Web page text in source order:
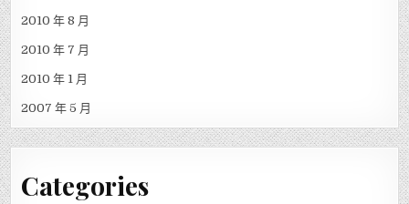
2010 年 8 月
2010 年 7 月
2010 年 1 月
2007 年 5 月
Categories